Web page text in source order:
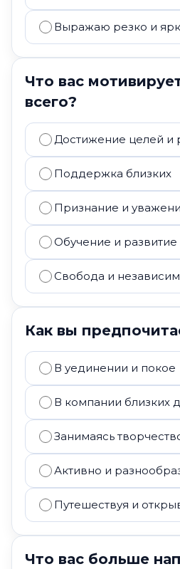
Выражаю резко и
Что вас
всего?
Достижение целей и
Поддержка близких
Признание и
Обучение и развитие
Свобода и
Как вы
В уединении и покое
В компании близких
Занимаясь
Активно и
Путешествуя и
Что вас больше